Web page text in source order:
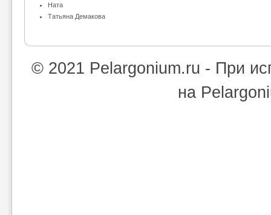
Ната
Татьяна Демакова
© 2021 Pelargonium.ru - При
на